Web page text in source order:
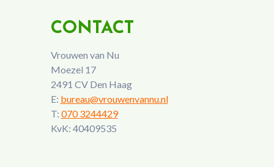
CONTACT
Vrouwen van Nu
Moezel 17
2491 CV Den Haag
E: bureau@vrouwenvannu.nl
T: 070 3244429
KvK: 40409535